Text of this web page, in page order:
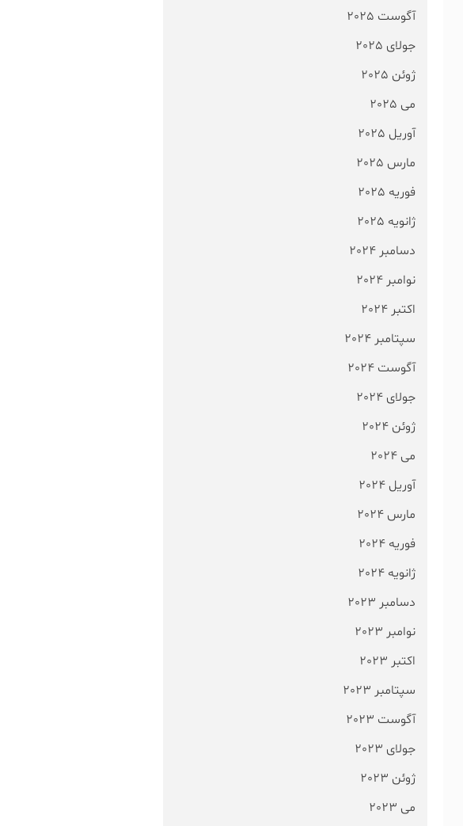
آگوست 2025
جولای 2025
ژوئن 2025
می 2025
آوریل 2025
مارس 2025
فوریه 2025
ژانویه 2025
دسامبر 2024
نوامبر 2024
اکتبر 2024
سپتامبر 2024
آگوست 2024
جولای 2024
ژوئن 2024
می 2024
آوریل 2024
مارس 2024
فوریه 2024
ژانویه 2024
دسامبر 2023
نوامبر 2023
اکتبر 2023
سپتامبر 2023
آگوست 2023
جولای 2023
ژوئن 2023
می 2023